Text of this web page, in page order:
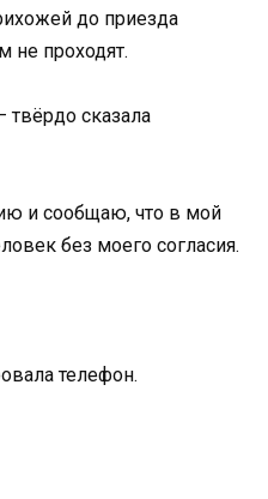
до приезда
проходят.
твёрдо сказала
и сообщаю, что в мой
без моего согласия.
телефон.